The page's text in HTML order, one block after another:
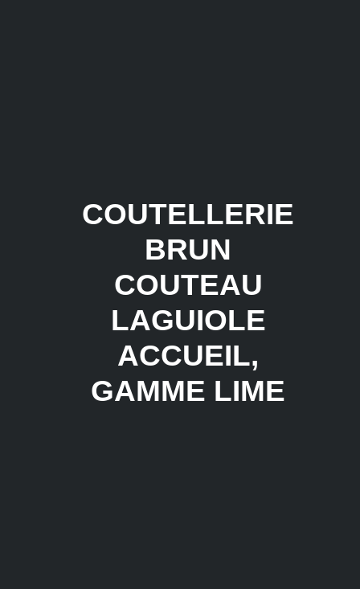
COUTELLERIE
BRUN
COUTEAU
LAGUIOLE
ACCUEIL,
GAMME LIME